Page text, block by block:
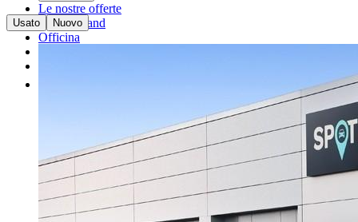
Le nostre offerte
I nostri brand
Officina
Usato Nuovo